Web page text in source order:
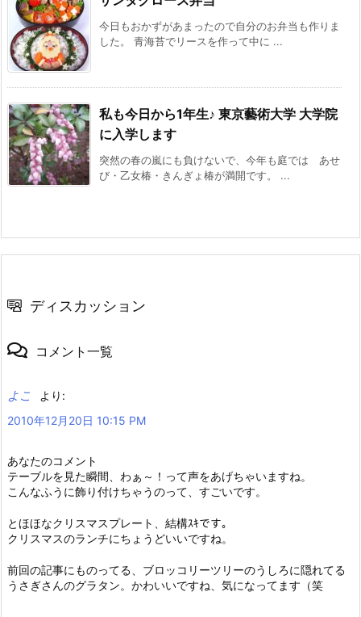
今日もおかずがあまったので自分のお弁当も作りま
した。 青海苔でリースを作って中に ...
私も今日から1年生♪ 東京藝術大学 大学院
に入学します
突然の春の嵐にも負けないで、今年も庭では あせ
び・乙女椿・きんぎょ椿が満開です。 ...
ディスカッション
コメント一覧
よこ
より:
2010年12月20日 10:15 PM
あなたのコメント
テーブルを見た瞬間、わぁ～！って声をあげちゃいますね。
こんなふうに飾り付けちゃうのって、すごいです。
とほほなクリスマスプレート、結構ｽｷです。
クリスマスのランチにちょうどいいですね。
前回の記事にものってる、ブロッコリーツリーのうしろに隠れてる
うさぎさんのグラタン。かわいいですね、気になってます（笑